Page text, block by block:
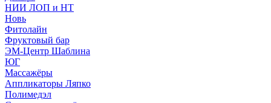
НИИ ЛОП и НТ
Новь
Фитолайн
Фруктовый бар
ЭМ-Центр Шаблина
ЮГ
Массажёры
Аппликаторы Ляпко
Полимедэл